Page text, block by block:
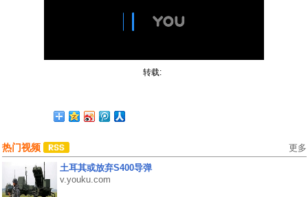
转载:
热门视频 更多
土耳其或放弃S400导弹
v.youku.com